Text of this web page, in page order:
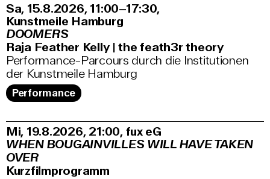
Sa, 15.8.2026 11:00–17:30,
Kunstmeile Hamburg
DOOMERS
Raja Feather Kelly | the feath3r theory
Performance-Parcours durch die Institutionen
der Kunstmeile Hamburg
Performance
Mi, 19.8.2026 21:00, fux eG
WHEN BOUGAINVILLES WILL HAVE TAKEN
OVER
Kurzfilmprogramm